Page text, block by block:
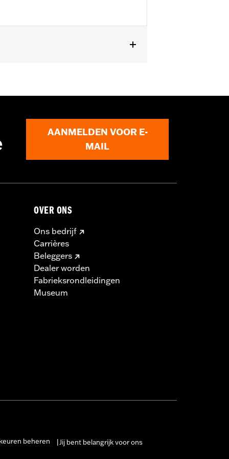
AANMELDEN VOOR E-
MAIL
OVER ONS
Ons bedrijf
Carrières
Beleggers
Dealer worden
Fabrieksrondleidingen
Museum
beheren Jij bent belangrijk voor ons